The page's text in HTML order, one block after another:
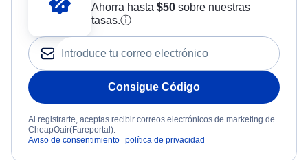
Ahorra hasta $50sobre nuestras
tasas.ⓘ
Consigue Código
Al registrarte, aceptas recibir correos electrónicos de marketing de
CheapOair(Fareportal).
Aviso de consentimiento política de privacidad